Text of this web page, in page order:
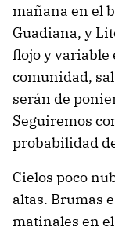
mañana en el
Guadiana, y
flojo y variable
comunidad,
serán de
Seguiremos
probabilidad
Cielos poco
altas. Brumas
matinales en